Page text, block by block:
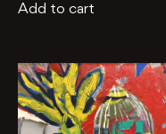
Add to cart